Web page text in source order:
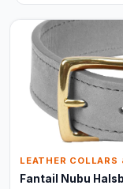
LEATHER COLLARS
Fantail Nubu